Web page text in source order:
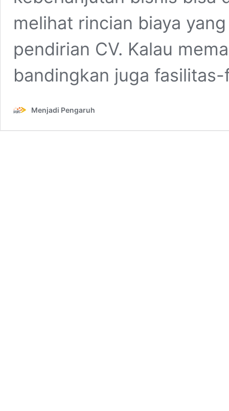
melihat rincian biaya
pendirian CV. Kalau
bandingkan juga
Menjadi Pengaruh